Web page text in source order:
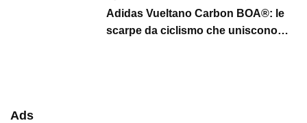
Adidas Vueltano Carbon BOA®: le
scarpe da ciclismo che uniscono
Ads